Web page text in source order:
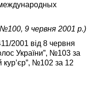
9 червня 2001 р.)
2001 від 8 червня
України”, №103 за
кур’єр”, №102 за 12